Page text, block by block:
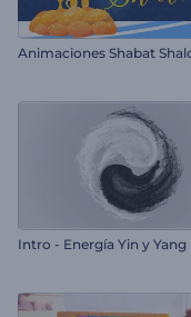
Animaciones Shabat
Intro - Energía Yin y Yang